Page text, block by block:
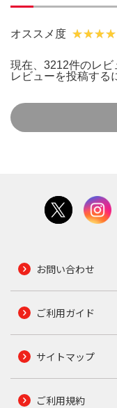
オススメ度
現在、3212件のレビ
レビューを投稿する
お問い合わせ
ご利用ガイド
サイトマップ
ご利用規約